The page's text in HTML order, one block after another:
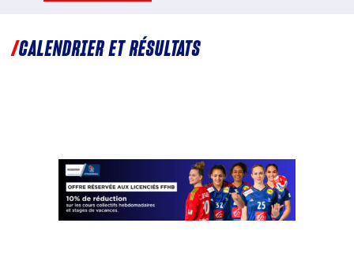
CALENDRIER ET RÉSULTATS